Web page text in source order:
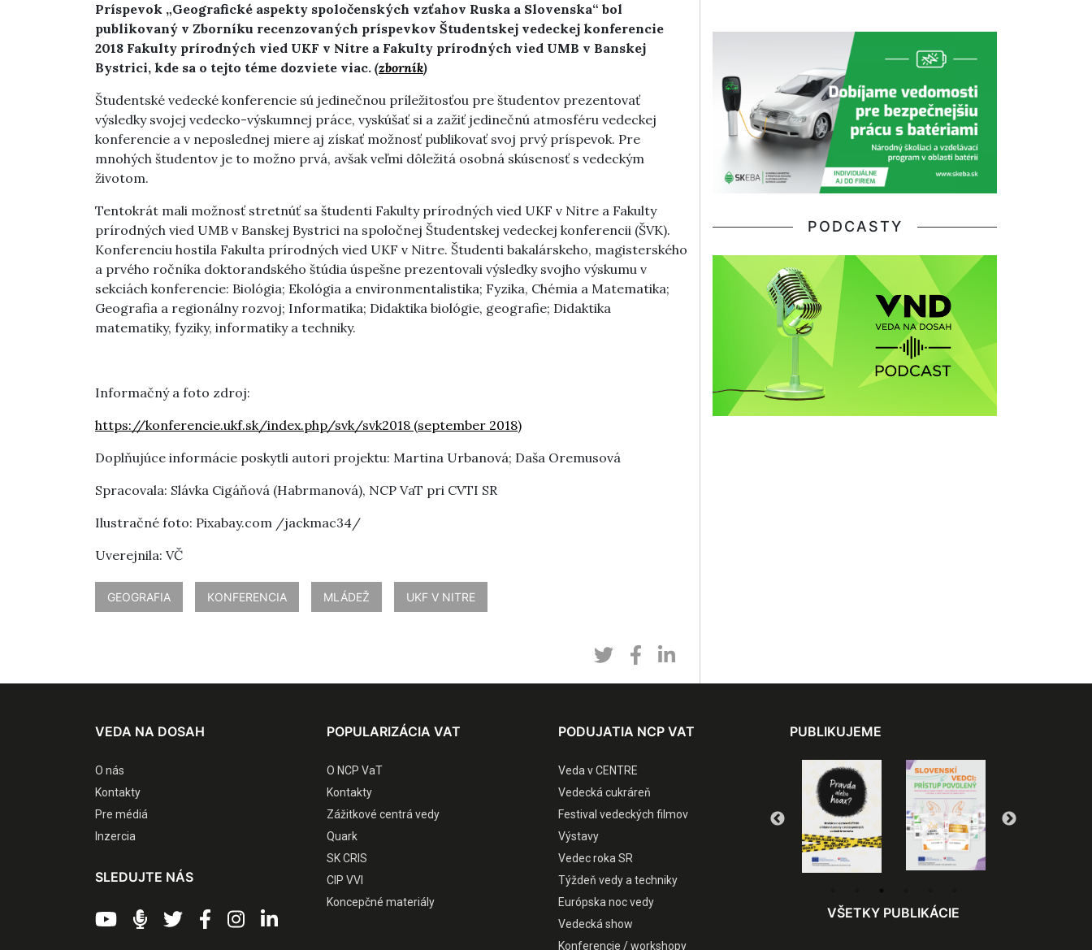
Príspevok „Geografické aspekty spoločenských vzťahov Ruska a Slovenska“ bol
publikovaný v Zborníku recenzovaných príspevkov Študentskej vedeckej konferencie
2018 Fakulty prírodných vied UKF v Nitre a Fakulty prírodných vied UMB v Banskej
Bystrici, kde sa o tejto téme dozviete viac. (zborník)
Študentské vedecké konferencie sú jedinečnou príležitosťou pre študentov prezentovať
výsledky svojej vedecko-výskumnej práce, vyskúšať si a zažiť jedinečnú atmosféru vedeckej
konferencie a v neposlednej miere aj získať možnosť publikovať svoj prvý príspevok. Pre
mnohých študentov je to možno prvá, avšak veľmi dôležitá osobná skúsenosť s vedeckým
životom.
Tentokrát mali možnosť stretnúť sa študenti Fakulty prírodných vied UKF v Nitre a Fakulty
prírodných vied UMB v Banskej Bystrici na spoločnej Študentskej vedeckej konferencii (ŠVK).
Konferenciu hostila Fakulta prírodných vied UKF v Nitre. Študenti bakalárskeho, magisterského
a prvého ročníka doktorandského štúdia úspešne prezentovali výsledky svojho výskumu v
sekciách konferencie: Biológia; Ekológia a environmentalistika; Fyzika, Chémia a Matematika;
Geografia a regionálny rozvoj; Informatika; Didaktika biológie, geografie; Didaktika
matematiky, fyziky, informatiky a techniky.
Informačný a foto zdroj:
https://konferencie.ukf.sk/index.php/svk/svk2018 (september 2018)
Doplňujúce informácie poskytli autori projektu: Martina Urbanová; Daša Oremusová
Spracovala: Slávka Cigáňová (Habrmanová), NCP VaT pri CVTI SR
Ilustračné foto: Pixabay.com /jackmac34/
Uverejnila: VČ
GEOGRAFIA KONFERENCIA MLÁDEŽ UKF V NITRE
PODCASTY
VEDA NA DOSAH
O nás
Kontakty
Pre médiá
Inzercia
SLEDUJTE NÁS
POPULARIZÁCIA VAT
O NCP VaT
Kontakty
Zážitkové centrá vedy
Quark
SK CRIS
CIP VVI
Koncepčné materiály
PODUJATIA NCP VAT
Veda v CENTRE
Vedecká cukráreň
Festival vedeckých filmov
Výstavy
Vedec roka SR
Týždeň vedy a techniky
Európska noc vedy
Vedecká show
Konferencie / workshopy
PUBLIKUJEME
VŠETKY PUBLIKÁCIE